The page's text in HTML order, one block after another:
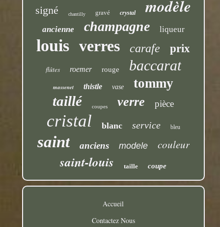
signé chantilly gravé crystal modèle
ancienne champagne liqueur
louis verres carafe prix
flûtes roemer rouge baccarat
massenet thistle vase tommy
taillé coupes verre pièce
cristal blanc service bleu
saint anciens modele couleur
saint-louis taille coupe
Accueil
Contactez Nous